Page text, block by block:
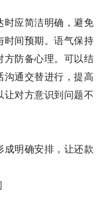
时应简洁明确，避免
时间预期。语气保持
方防备心理。可以结
沟通交替进行，提高
让对方意识到问题不
成明确安排，让还款